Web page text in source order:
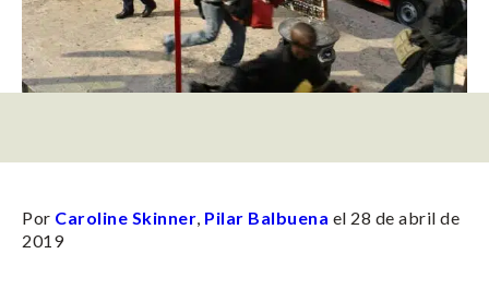
Por Caroline Skinner, Pilar Balbuena el 28 de abril de
2019